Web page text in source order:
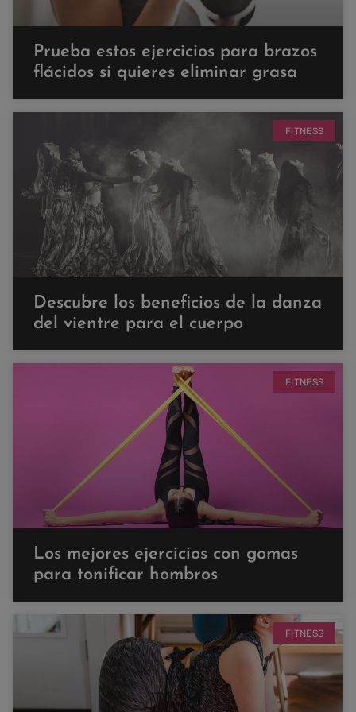
Prueba estos ejercicios para brazos
flácidos si quieres eliminar grasa
FITNESS
Descubre los beneficios de la danza
del vientre para el cuerpo
FITNESS
Los mejores ejercicios con gomas
para tonificar hombros
FITNESS